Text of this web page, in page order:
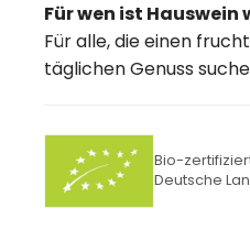
Für wen ist
Für alle, die einen
täglichen Genuss
Bio-
Deutsche